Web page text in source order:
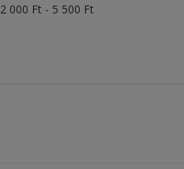
2 000 Ft - 5 500 Ft